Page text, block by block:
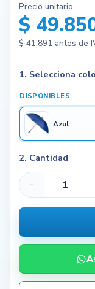
Precio unitario
$
$ 41.891 antes de
1. Selecciona
DISPONIBLES
Azul
2. Cantidad
-